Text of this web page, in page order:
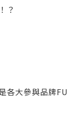
？
各大參與品牌